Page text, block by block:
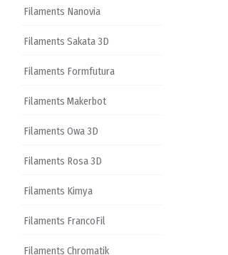
Filaments Nanovia
Filaments Sakata 3D
Filaments Formfutura
Filaments Makerbot
Filaments Owa 3D
Filaments Rosa 3D
Filaments Kimya
Filaments FrancoFil
Filaments Chromatik